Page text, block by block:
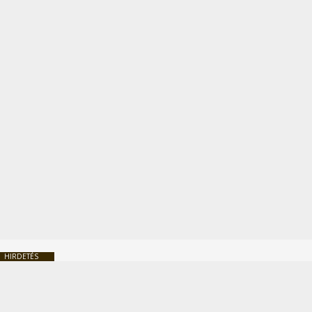
HIRDETÉS